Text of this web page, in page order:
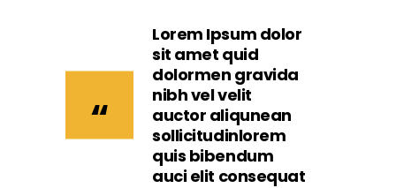
Lorem Ipsum dolor
sit amet quid
dolormen gravida
nibh vel velit
auctor aliqunean
sollicitudinlorem
quis bibendum
auci elit consequat